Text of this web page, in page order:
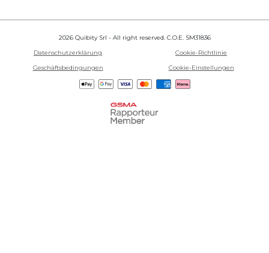
2026 Quibity Srl - All right reserved. C.O.E. SM31836
Datenschutzerklärung
Cookie-Richtlinie
Geschäftsbedingungen
Cookie-Einstellungen